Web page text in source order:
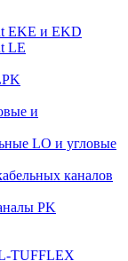
EKE и EKD
LE
и
LO и угловые
каналов
PK
TUFFLEX